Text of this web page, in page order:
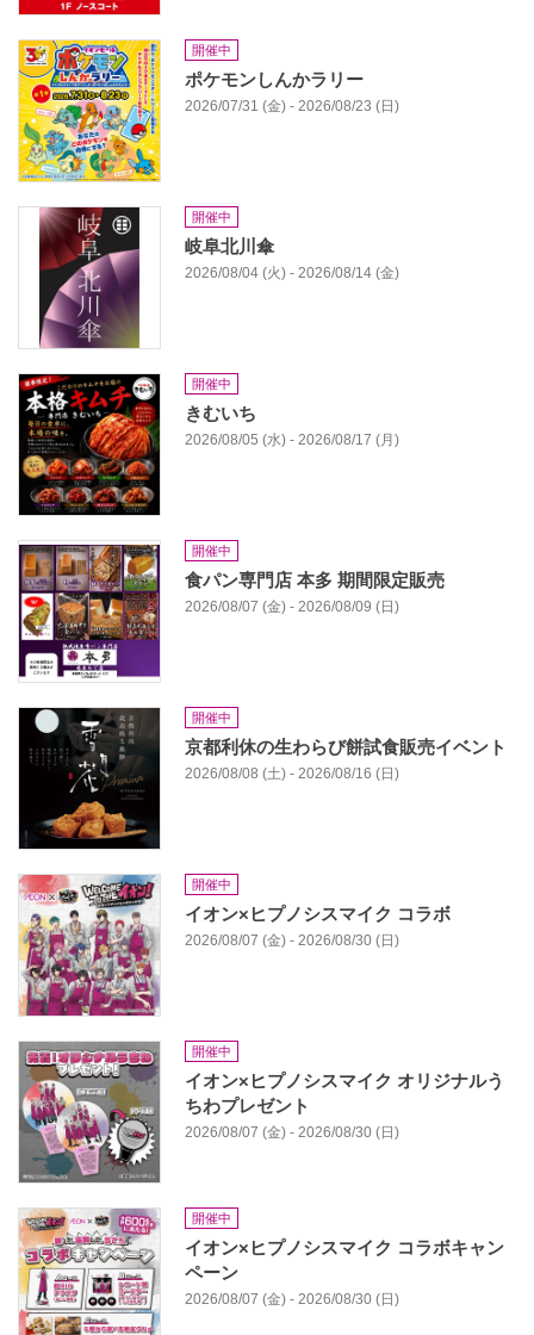
開催中
ポケモンしんかラリー
2026/07/31 (金) - 2026/08/23 (日)
開催中
岐阜北川傘
2026/08/04 (火) - 2026/08/14 (金)
開催中
きむいち
2026/08/05 (水) - 2026/08/17 (月)
開催中
食パン専門店 本多 期間限定販売
2026/08/07 (金) - 2026/08/09 (日)
開催中
京都利休の生わらび餅試食販売イベント
2026/08/08 (土) - 2026/08/16 (日)
開催中
イオン×ヒプノシスマイク コラボ
2026/08/07 (金) - 2026/08/30 (日)
開催中
イオン×ヒプノシスマイク オリジナルう
ちわプレゼント
2026/08/07 (金) - 2026/08/30 (日)
開催中
イオン×ヒプノシスマイク コラボキャン
ペーン
2026/08/07 (金) - 2026/08/30 (日)